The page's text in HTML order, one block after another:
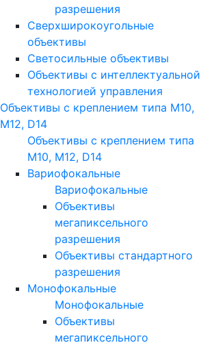
разрешения
Сверхширокоугольные
объективы
Светосильные объективы
Объективы с интеллектуальной
технологией управления
Объективы с креплением типа M10,
M12, D14
Объективы с креплением типа
M10, M12, D14
Вариофокальные
Вариофокальные
Объективы
мегапиксельного
разрешения
Объективы стандартного
разрешения
Монофокальные
Монофокальные
Объективы
мегапиксельного